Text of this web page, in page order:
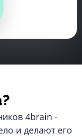
4brain -
и делают его